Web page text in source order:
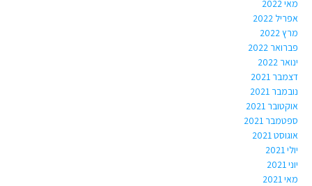
מאי 2022
אפריל 2022
מרץ 2022
פברואר 2022
ינואר 2022
דצמבר 2021
נובמבר 2021
אוקטובר 2021
ספטמבר 2021
אוגוסט 2021
יולי 2021
יוני 2021
מאי 2021